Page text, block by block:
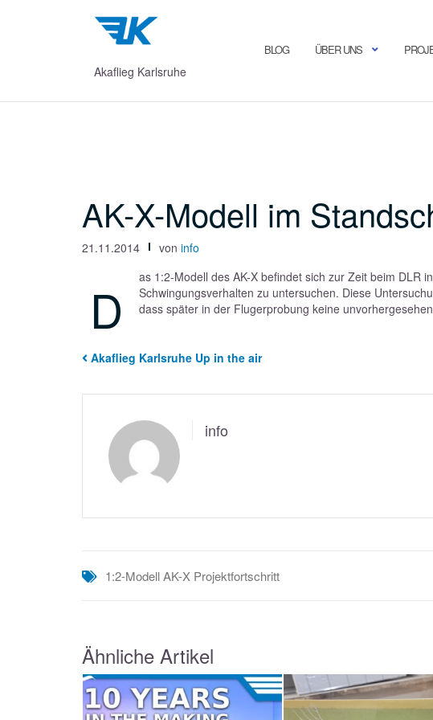
Akaflieg Karlsruhe
BLOG ÜBER UNS
AK-X-Modell im
21.11.2014 von info
D
as 1:2-Modell des AK-X befindet sich zur Zeit beim DLR
Schwingungsverhalten zu untersuchen. Diese
dass später in der Flugerprobung keine
Akaflieg Karlsruhe Up in the air
info
1:2-ModellAK-X Projektfortschritt
Ähnliche Artikel